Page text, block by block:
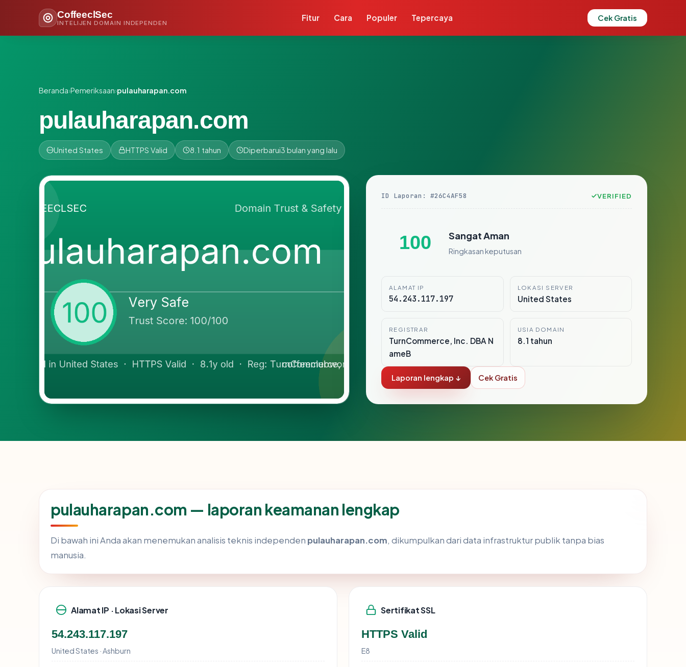
CoffeeclSec
INTELIJEN DOMAIN INDEPENDEN
Fitur Cara Populer Tepercaya Cek Gratis
Beranda›Pemeriksaan›pulauharapan.com
pulauharapan.com
United States HTTPS Valid 8.1 tahun Diperbarui3 bulan yang lalu
ID Laporan: #26C4AF58 VERIFIED
100 Sangat Aman
Ringkasan keputusan
ALAMAT IP
54.243.117.197
LOKASI SERVER
United States
REGISTRAR
TurnCommerce, Inc. DBA N
ameB
USIA DOMAIN
8.1 tahun
Laporan lengkap ↓ Cek Gratis
pulauharapan.com — laporan keamanan lengkap
Di bawah ini Anda akan menemukan analisis teknis independen pulauharapan.com, dikumpulkan dari data infrastruktur publik tanpa bias
manusia.
Alamat IP · Lokasi Server
54.243.117.197
United States · Ashburn
Sertifikat SSL
HTTPS Valid
E8